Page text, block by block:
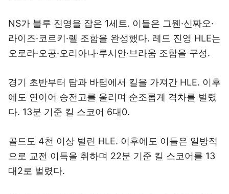
NS가 블루 진영을 잡은 1세트. 이들은 그웬·신짜오·
라이즈·코르키·렐 조합을 완성했다. 레드 진영 HLE는
오로라·오공·오리아나·루시안·브라움 조합을 구성.
경기 초반부터 탑과 바텀에서 킬을 가져간 HLE. 이후
에도 연이어 승전고를 울리며 순조롭게 격차를 벌렸
다. 13분 기준 킬 스코어 6대0.
골드도 4천 이상 벌린 HLE. 이후에도 이들은 일방적
으로 교전 이득을 취하며 22분 기준 킬 스코어를 13
대2로 벌렸다.